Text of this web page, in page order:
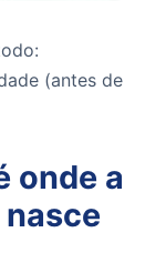
(antes de
onde a